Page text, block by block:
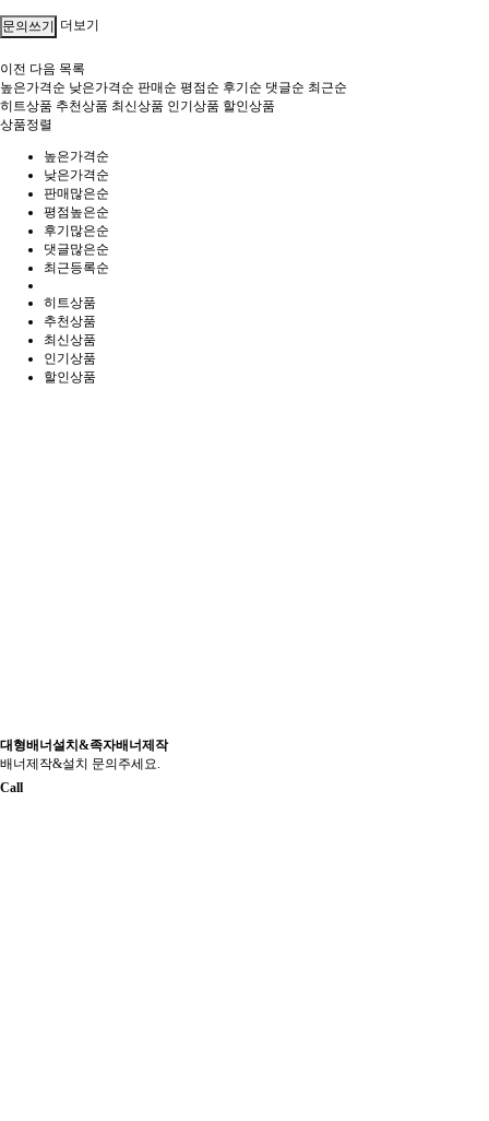
문의쓰기 더보기
이전 다음 목록
높은가격순 낮은가격순 판매순 평점순 후기순 댓글순 최근순
히트상품 추천상품 최신상품 인기상품 할인상품
상품정렬
높은가격순
낮은가격순
판매많은순
평점높은순
후기많은순
댓글많은순
최근등록순
히트상품
추천상품
최신상품
인기상품
할인상품
대형배너설치&족자배너제작
배너제작&설치 문의주세요.
Call